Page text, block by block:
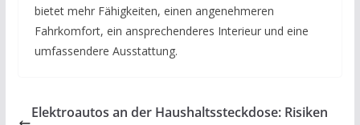
bietet mehr Fähigkeiten, einen angenehmeren
Fahrkomfort, ein ansprechenderes Interieur und eine
umfassendere Ausstattung.
Elektroautos an der Haushaltssteckdose: Risiken